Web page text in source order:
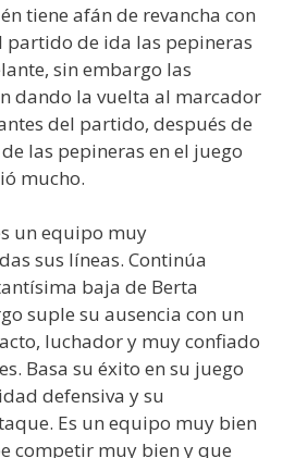
tiene afán de revancha con
partido de ida las pepineras
sin embargo las
dando la vuelta al marcador
del partido, después de
las pepineras en el juego
mucho.
un equipo muy
sus líneas. Continúa
baja de Berta
suple su ausencia con un
luchador y muy confiado
Basa su éxito en su juego
defensiva y su
Es un equipo muy bien
competir muy bien y que